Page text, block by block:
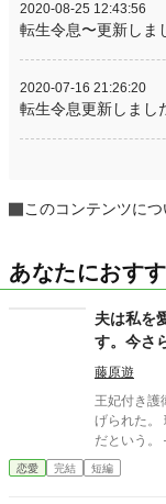
2020-08-25 12:43:56
転生令息〜更新しま
2020-07-16 21:26:20
転生令息更新しまし
このコンテンツに
あなたにおす
夫は私を
す。今さ
藤原遊
王妃付き護
げられた。 理由は単純。 愛などなくても、仕事に支障はないから
だという。 ──そうですか。 それなら、こちらも遠慮する必要は
ありませんね。 王妃の機嫌、侍女たちとの関係、
夫が「当然
恋愛 完結 短編